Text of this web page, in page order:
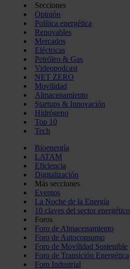
Secciones
Opinión
Política energética
Renovables
Mercados
Eléctricas
Petróleo & Gas
Videopodcast
NET ZERO
Movilidad
Almacenamiento
Startups & Innovación
Hidrógeno
Top 10
Tech
Bioenergía
LATAM
Eficiencia
Digitalización
Más secciones
Eventos
La Noche de la Energía
10 claves del sector energético
Foros
Foro de Almacenamiento
Foro de Autoconsumo
Foro de Movilidad Sostenible
Foro de Transición Energética
Foro Industrial